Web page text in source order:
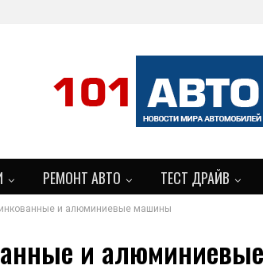
РЕМОНТ АВТО ТЕСТ ДРАЙВ
и алюминиевые машины
и